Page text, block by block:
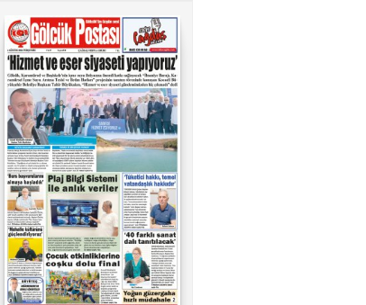
02624132333
haber@golcukpostasi.com